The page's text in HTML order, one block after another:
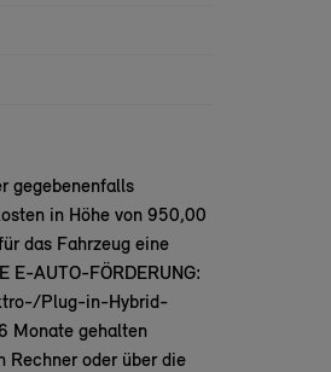
gegebenenfalls
in Höhe von 950,00
das Fahrzeug eine
AUTO-FÖRDERUNG:
Plug-in-Hybrid-
Monate gehalten
Rechner oder über die